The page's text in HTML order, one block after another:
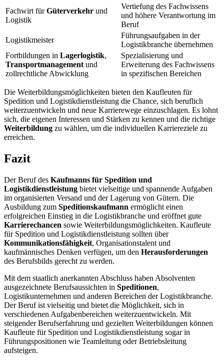
Fachwirt fürGüterverkehr und
Logistik
Vertiefung des Fachwissens
und höhere Verantwortung im
Beruf
Logistikmeister
Führungsaufgaben in der
Logistikbranche übernehmen
Fortbildungen in Lagerlogistik,
Transportmanagement und
zollrechtliche Abwicklung
Spezialisierung und
Erweiterung des Fachwissens
in spezifischen Bereichen
Die Weiterbildungsmöglichkeiten bieten den Kaufleuten für
Spedition und Logistikdienstleistung die Chance, sich beruflich
weiterzuentwickeln und neue Karrierewege einzuschlagen. Es lohnt
sich, die eigenen Interessen und Stärken zu kennen und die richtige
Weiterbildung zu wählen, um die individuellen Karriereziele zu
erreichen.
Fazit
Der Beruf des Kaufmanns für Spedition und
Logistikdienstleistung bietet vielseitige und spannende Aufgaben
im organisierten Versand und der Lagerung von Gütern. Die
Ausbildung zum Speditionskaufmann ermöglicht einen
erfolgreichen Einstieg in die Logistikbranche und eröffnet gute
Karrierechancen sowie Weiterbildungsmöglichkeiten. Kaufleute
für Spedition und Logistikdienstleistung sollten über
Kommunikationsfähigkeit, Organisationstalent und
kaufmännisches Denken verfügen, um den Herausforderungen
des Berufsbilds gerecht zu werden.
Mit dem staatlich anerkannten Abschluss haben Absolventen
ausgezeichnete Berufsaussichten in Speditionen,
Logistikunternehmen und anderen Bereichen der Logistikbranche.
Der Beruf ist vielseitig und bietet die Möglichkeit, sich in
verschiedenen Aufgabenbereichen weiterzuentwickeln. Mit
steigender Berufserfahrung und gezielten Weiterbildungen können
Kaufleute für Spedition und Logistikdienstleistung sogar in
Führungspositionen wie Teamleitung oder Betriebsleitung
aufsteigen.